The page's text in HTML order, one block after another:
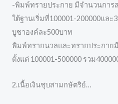
-พิมพ์ทรายประกาย มีจำนวนการ
ใต้ฐานเริ่มที่100001-200000และ
บูชาองค์ละ500บาท
พิมพ์ทรายนวลและทรายประกาย
ตั้งแต่ 100001-500000 รวม
2.เนื้อเงินชุบสามกษัตริย์…